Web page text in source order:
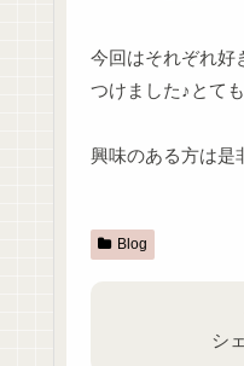
今回はそれぞれ好
つけました♪とて
興味のある方は是
Blog
シ